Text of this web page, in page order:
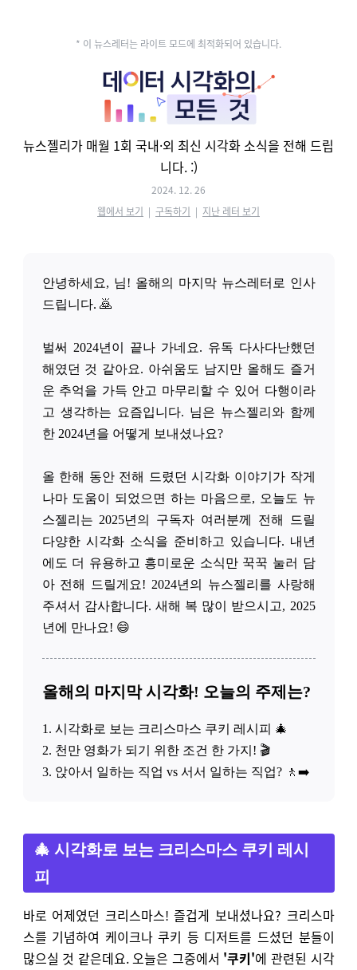
* 이 뉴스레터는 라이트 모드에 최적화되어 있습니다.
뉴스젤리가 매월 1회 국내·외 최신 시각화 소식을 전해 드립
니다.:)
2024. 12. 26
웹에서 보기 | 구독하기 | 지난 레터 보기
안녕하세요, 님! 올해의 마지막 뉴스레터로 인사
드립니다. 🙇
벌써 2024년이 끝나 가네요. 유독 다사다난했던
해였던 것 같아요. 아쉬움도 남지만 올해도 즐거
운 추억을 가득 안고 마무리할 수 있어 다행이라
고 생각하는 요즘입니다. 님은 뉴스젤리와 함께
한 2024년을 어떻게 보내셨나요?
올 한해 동안 전해 드렸던 시각화 이야기가 작게
나마 도움이 되었으면 하는 마음으로, 오늘도 뉴
스젤리는 2025년의 구독자 여러분께 전해 드릴
다양한 시각화 소식을 준비하고 있습니다. 내년
에도 더 유용하고 흥미로운 소식만 꾹꾹 눌러 담
아 전해 드릴게요! 2024년의 뉴스젤리를 사랑해
주셔서 감사합니다. 새해 복 많이 받으시고, 2025
년에 만나요! 😄
올해의 마지막 시각화! 오늘의 주제는?
1. 시각화로 보는 크리스마스 쿠키 레시피 🎄
2. 천만 영화가 되기 위한 조건 한 가지! 🎬
3. 앉아서 일하는 직업 vs 서서 일하는 직업? 🚶‍➡️
🎄 시각화로 보는 크리스마스 쿠키 레시
피
바로 어제였던 크리스마스! 즐겁게 보내셨나요? 크리스마
스를 기념하여 케이크나 쿠키 등 디저트를 드셨던 분들이
많으실 것 같은데요. 오늘은 그중에서 '쿠키'에 관련된 시각